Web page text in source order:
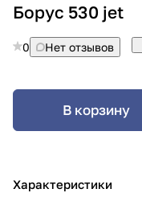
Борус 530 jet
0 Нет отзывов
В корзину
Характеристики